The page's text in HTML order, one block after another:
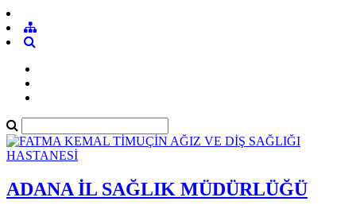
ADANA İL SAĞLIK MÜDÜRLÜĞÜ